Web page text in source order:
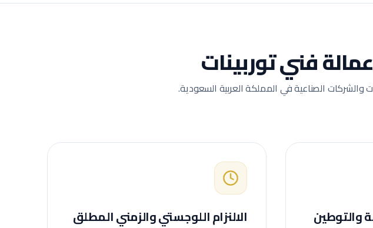
فني توربينات
والشركات الصناعية في المملكة العربية السعودية.
والتوطين الالنزام اللوجستي والزمني المطلق